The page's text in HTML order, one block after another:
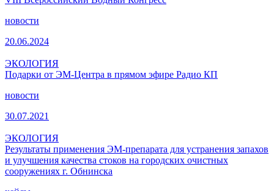
новости
20.06.2024
ЭКОЛОГИЯ
Подарки от ЭМ-Центра в прямом эфире Радио КП
новости
30.07.2021
ЭКОЛОГИЯ
Результаты применения ЭМ-препарата для устранения запахов
и улучшения качества стоков на городских очистных
сооружениях г. Обнинска